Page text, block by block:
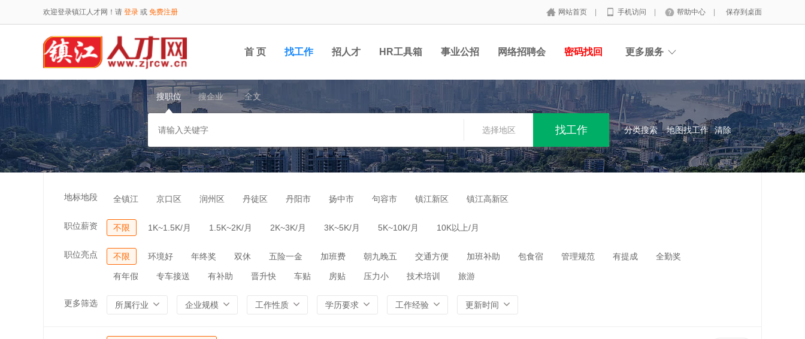
欢迎登录镇江人才网！请 登录 或 免费注册 网站首页 手机访问 帮助中心 保存到桌面
首 页 找工作 招人才 HR工具箱 事业公招 网络招聘会 密码找回 更多服务
搜职位 搜企业 全文
选择地区 分类搜索 地图找工作 清除
地标地段 全镇江 京口区 润州区 丹徒区 丹阳市 扬中市 句容市 镇江新区 镇江高新区
职位薪资 不限 1K~1.5K/月 1.5K~2K/月 2K~3K/月 3K~5K/月 5K~10K/月 10K以上/月
职位亮点 不限 环境好 年终奖 双休 五险一金 加班费 朝九晚五 交通方便 加班补助 包食宿 管理规范 有提成 全勤奖
有年假 专车接送 有补助 晋升快 车贴 房贴 压力小 技术培训 旅游
更多筛选 所属行业 企业规模 工作性质 学历要求 工作经验 更新时间